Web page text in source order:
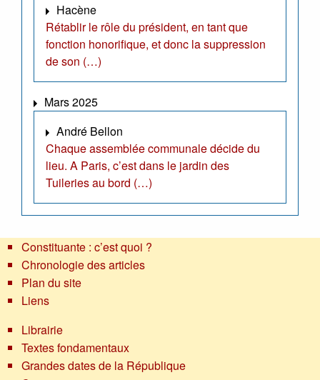
Hacène
Rétablir le rôle du président, en tant que
fonction honorifique, et donc la suppression
de son (…)
Mars 2025
André Bellon
Chaque assemblée communale décide du
lieu. A Paris, c’est dans le jardin des
Tuileries au bord (…)
Constituante : c’est quoi ?
Chronologie des articles
Plan du site
Liens
Librairie
Textes fondamentaux
Grandes dates de la République